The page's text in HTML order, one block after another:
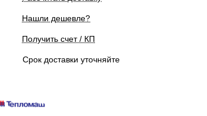
Нашли дешевле?
Получить счет / КП
Срок доставки уточняйте